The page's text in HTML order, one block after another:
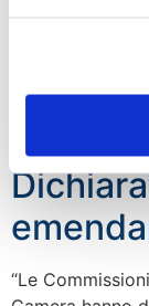
Stop ai
“Le